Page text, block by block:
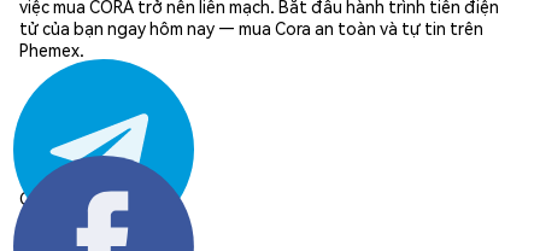
việc mua CORA trở nên liền mạch. Bắt đầu hành trình tiền điện
tử của bạn ngay hôm nay — mua Cora an toàn và tự tin trên
Phemex.
Chia sẻ: